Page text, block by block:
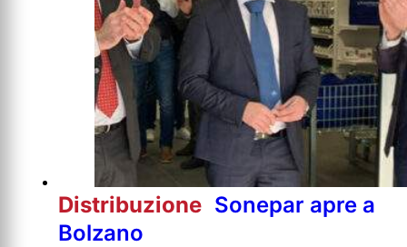
Distribuzione Sonepar apre a
Bolzano